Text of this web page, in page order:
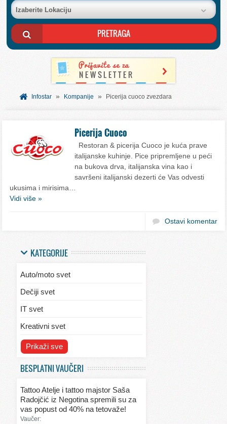
POSLOVNI OGLASI
AKCIJE I KATALOZI
BESPLATNI VAUČERI
SVET INFORMACIJA
Izaberite Lokaciju
Infostar » Kompanije » Picerija cuoco zvezdara
Picerija Cuoco
Restoran & picerija Cuoco je kuća prave
italijanske kuhinje. Pice pripremljene u peći
na bukova drva, italijanska vina kao i
savršeni italijanski dezerti će Vas odvesti
ukusima i mirisima…
Vidi više »
Ostavi komentar
KATEGORIJE
Auto/moto svet
Dečiji svet
IT svet
Kreativni svet
Svet ekologije
Svet kulinarstva
Svet lepote
Prikaži sve
BESPLATNI VAUČERI
Tattoo Atelje i tattoo majstor Saša
Radojčić iz Negotina spremili su za
vas popust od 40% na tetovaže!
Vaučer: